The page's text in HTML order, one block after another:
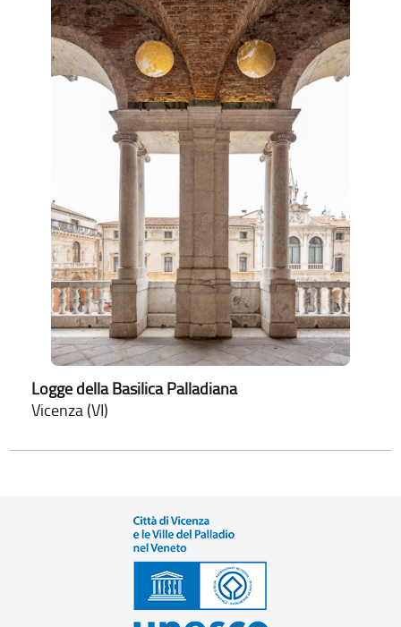
Logge della Basilica Palladiana
Vicenza (VI)